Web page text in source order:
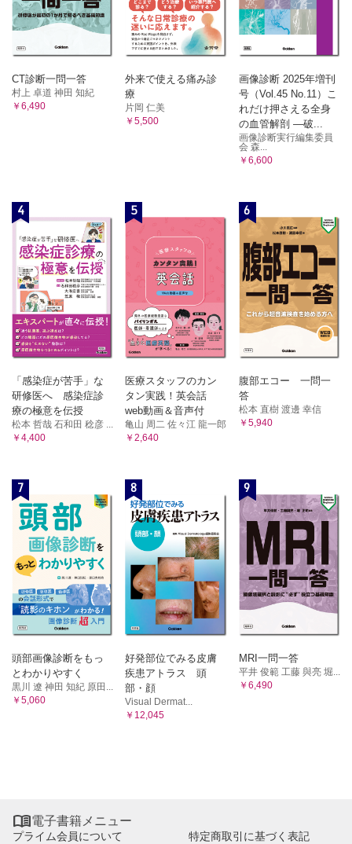
CT診断一問一答
村上 卓道 神田 知紀
￥6,490
外来で使える痛み診
療
片岡 仁美
￥5,500
画像診断 2025年増刊
号（Vol.45 No.11）こ
れだけ押さえる全身
の血管解剖 ―破...
画像診断実行編集委員
会 森...
￥6,600
4
「感染症が苦手」な
研修医へ 感染症診
療の極意を伝授
松本 哲哉 石和田 稔彦 ...
￥4,400
5
医療スタッフのカン
タン実践！英会話
web動画＆音声付
亀山 周二 佐々江 龍一郎
￥2,640
6
腹部エコー 一問一
答
松本 直樹 渡邊 幸信
￥5,940
7
頭部画像診断をもっ
とわかりやすく
黒川 遼 神田 知紀 原田...
￥5,060
8
好発部位でみる皮膚
疾患アトラス 頭
部・顔
Visual Dermat...
￥12,045
9
MRI一問一答
平井 俊範 工藤 與亮 堀...
￥6,490
電子書籍メニュー
プライム会員について 特定商取引に基づく表記